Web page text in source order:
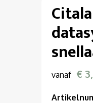
vanaf €